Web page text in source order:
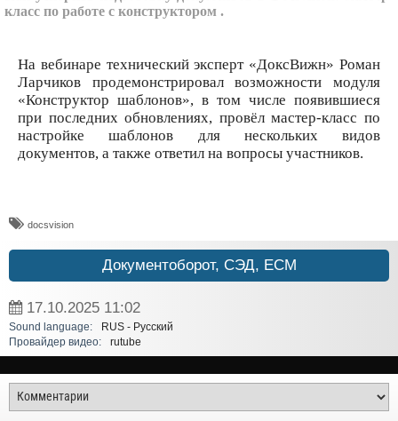
класс по работе с конструктором .
На вебинаре технический эксперт «ДоксВижн» Роман
Ларчиков продемонстрировал возможности модуля
«Конструктор шаблонов», в том числе появившиеся
при последних обновлениях, провёл мастер-класс по
настройке шаблонов для нескольких видов
документов, а также ответил на вопросы участников.
docsvision
Документоборот, СЭД, ECM
17.10.2025 11:02
Sound language:
RUS - Русский
Провайдер видео:
rutube